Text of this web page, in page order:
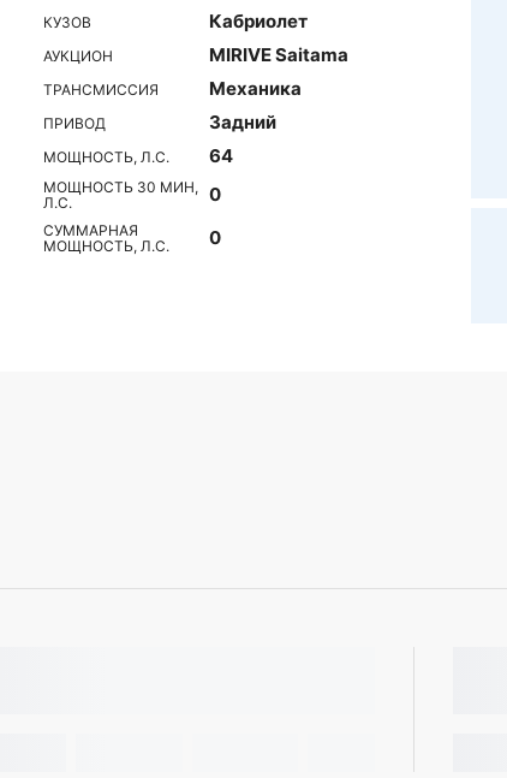
КУЗОВ Кабриолет
АУКЦИОН MIRIVE Saitama
ТРАНСМИССИЯ Механика
ПРИВОД Задний
МОЩНОСТЬ, Л.С. 64
МОЩНОСТЬ 30 МИН,
Л.С.
0
СУММАРНАЯ
МОЩНОСТЬ, Л.С.
0